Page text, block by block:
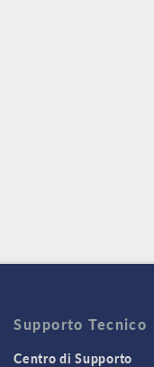
Supporto Tecnico
Centro di Supporto